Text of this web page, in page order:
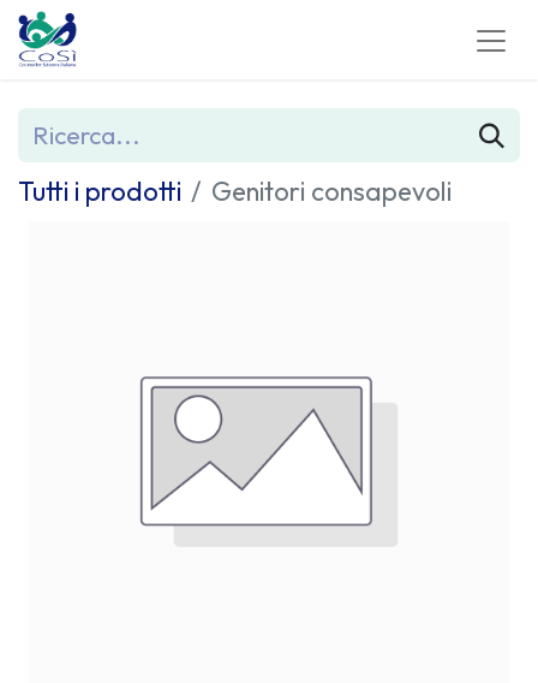
Tutti i prodotti Genitori consapevoli